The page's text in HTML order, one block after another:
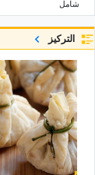
شامل
التركيز